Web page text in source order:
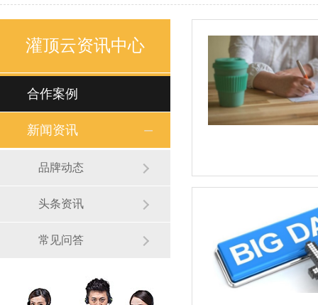
灌顶云资讯中心
合作案例
新闻资讯
品牌动态
头条资讯
常见问答